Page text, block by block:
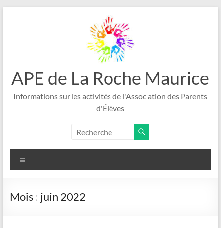
APE de La Roche Maurice
Informations sur les activités de l'Association des Parents
d'Élèves
Mois : juin 2022